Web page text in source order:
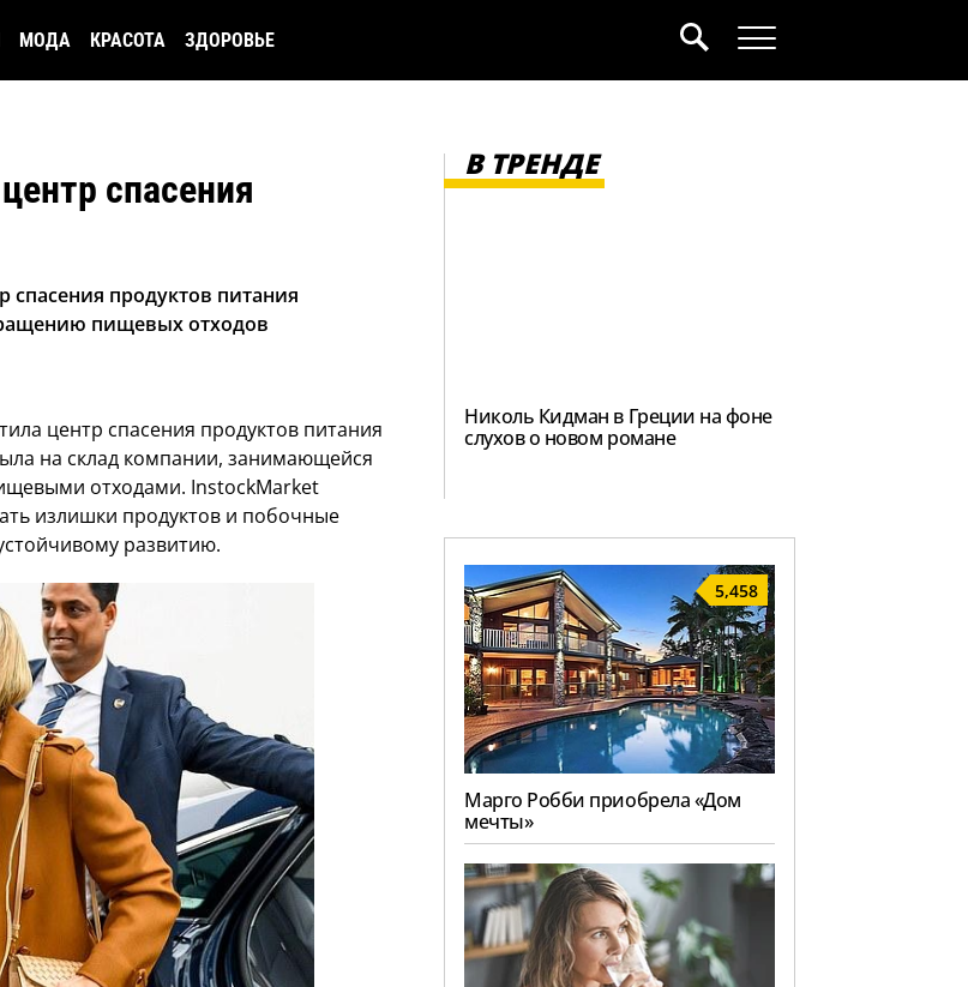
МОДА КРАСОТА ЗДОРОВЬЕ
спасения
продуктов питания
пищевых отходов
центр спасения продуктов питания
на склад компании, занимающейся
отходами. InstockMarket
излишки продуктов и побочные
развитию.
В ТРЕНДЕ
Николь Кидман в Греции на фоне
слухов о новом романе
5,458
Марго Робби приобрела «Дом
мечты»